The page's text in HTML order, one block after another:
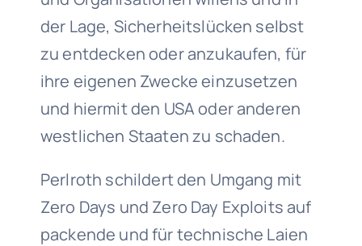
der Lage, Sicherheitslücken selbst
zu entdecken oder anzukaufen, für
ihre eigenen Zwecke einzusetzen
und hiermit den USA oder anderen
westlichen Staaten zu schaden.
Perlroth schildert den Umgang mit
Zero Days und Zero Day Exploits auf
packende und für technische Laien